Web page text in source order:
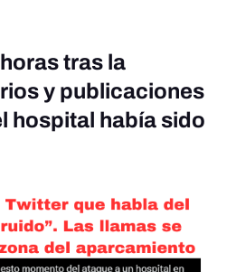
tras la
y publicaciones
hospital había sido